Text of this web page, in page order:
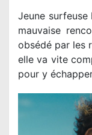
Jeune
mauvaise
obsédé par les
elle va vite
pour y